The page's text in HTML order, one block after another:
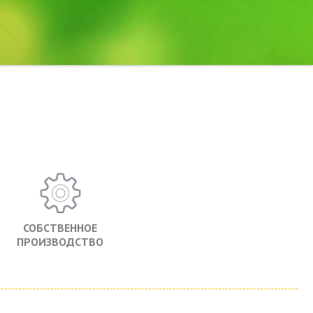
СОБСТВЕННОЕ
ПРОИЗВОДСТВО